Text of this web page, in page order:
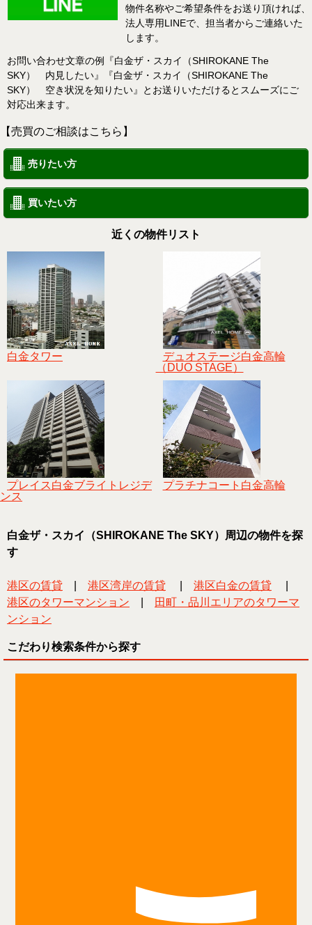
物件名称やご希望条件をお送り頂ければ、
法人専用LINEで、担当者からご連絡いた
します。
お問い合わせ文章の例『白金ザ・スカイ（SHIROKANE The
SKY） 内見したい』『白金ザ・スカイ（SHIROKANE The
SKY） 空き状況を知りたい』とお送りいただけるとスムーズにご
対応出来ます。
【売買のご相談はこちら】
売りたい方
買いたい方
近くの物件リスト
白金タワー
デュオステージ白金高輪
（DUO STAGE）
プレイス白金ブライトレジデ
ンス
プラチナコート白金高輪
白金ザ・スカイ（SHIROKANE The SKY）周辺の物件を探
す
港区の賃貸 港区湾岸の賃貸 港区白金の賃貸
港区のタワーマンション
田町・品川エリアのタワーマ
ンション
こだわり検索条件から探す